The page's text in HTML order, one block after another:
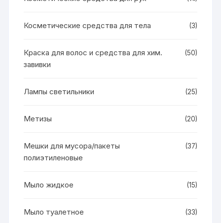
Косметические средства для тела (3)
Краска для волос и средства для хим.
завивки
(50)
Лампы светильники (25)
Метизы (20)
Мешки для мусора/пакеты
полиэтиленовые
(37)
Мыло жидкое (15)
Мыло туалетное (33)